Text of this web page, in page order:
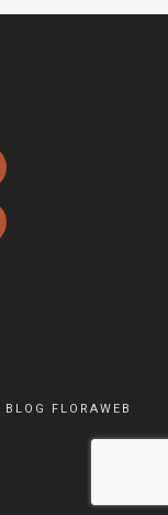
BLOG FLORAWEB